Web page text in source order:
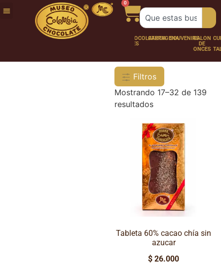
0
FUNDACIÓNNUESTRATRABAJA
CHOCOLATERÍA
CARTAGENASOUVENIRSSALÓN
ONCES
CURSOS
Filtros
Mostrando 17–32 de 139
resultados
Tableta 60% cacao chía sin
azucar
$ 26.000